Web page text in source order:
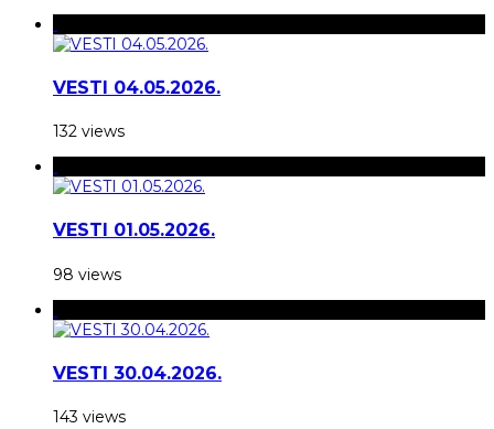
VESTI 04.05.2026.
132 views
VESTI 01.05.2026.
98 views
VESTI 30.04.2026.
143 views